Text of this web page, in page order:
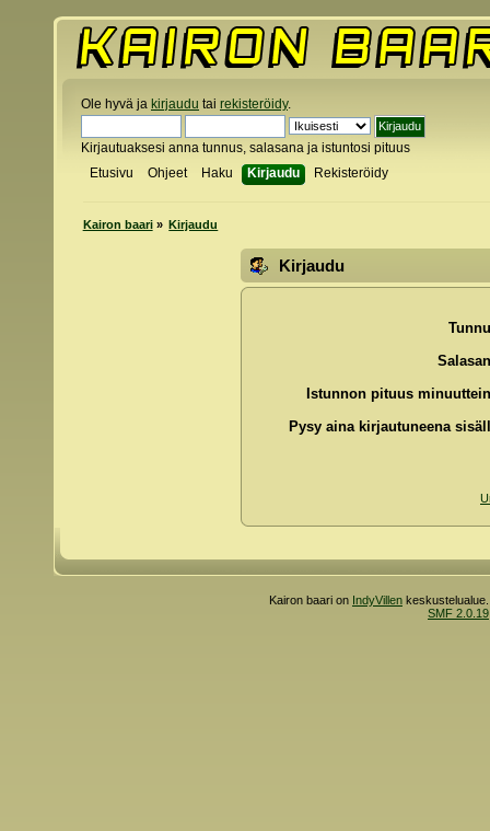
Ole hyvä ja kirjaudu tai rekisteröidy.
Kirjautuaksesi anna tunnus, salasana ja istuntosi pituus
Etusivu
Ohjeet Haku Kirjaudu Rekisteröidy
Kairon baari» Kirjaudu
Kirjaudu
Istunnon pituus
Pysy aina kirjautuneena
Kairon baari on IndyVillen
SMF 2.0.19